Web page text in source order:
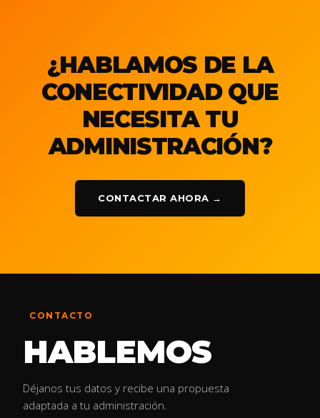
¿HABLAMOS DE LA
CONECTIVIDAD QUE
NECESITA TU
ADMINISTRACIÓN?
CONTACTAR AHORA →
CONTACTO
HABLEMOS
Déjanos tus datos y recibe una propuesta
adaptada a tu administración.